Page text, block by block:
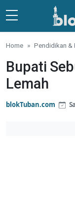
Skip to main
Home Pendidikan &
Bupati
Lemah
blokTuban.com